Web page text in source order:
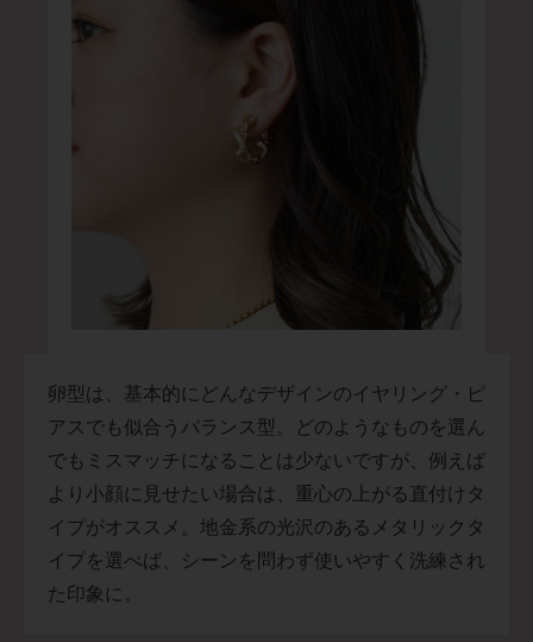
卵型は、基本的にどんなデザインのイヤリング・ピ
アスでも似合うバランス型。どのようなものを選ん
でもミスマッチになることは少ないですが、例えば
より小顔に見せたい場合は、重心の上がる直付けタ
イプがオススメ。地金系の光沢のあるメタリックタ
イプを選べば、シーンを問わず使いやすく洗練され
た印象に。